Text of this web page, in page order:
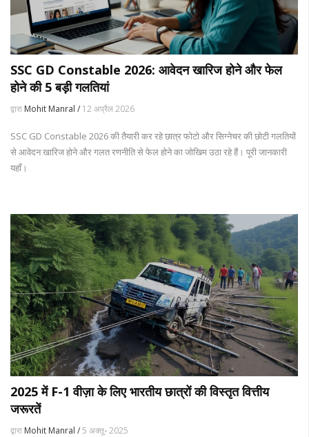
SSC GD Constable 2026: आवेदन खारिज होने और फेल
होने की 5 बड़ी गलतियां
द्वारा Mohit Manral / 12 अप्रैल 2026
SSC GD Constable 2026 की तैयारी कर रहे छात्र फोटो और सिग्नेचर की छोटी गलतियों
से आवेदन खारिज होने और गलत रणनीति से फेल होने का जोखिम उठा रहे हैं। पूरी जानकारी
यहाँ।
2025 में F-1 वीज़ा के लिए भारतीय छात्रों की विस्तृत वित्तीय
जरूरतें
द्वारा Mohit Manral /5 अक्तू॰ 2025